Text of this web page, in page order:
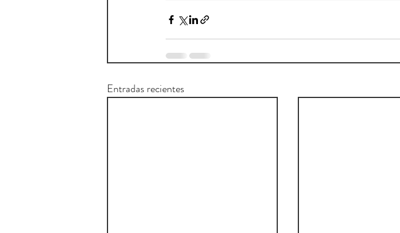
Entradas recientes